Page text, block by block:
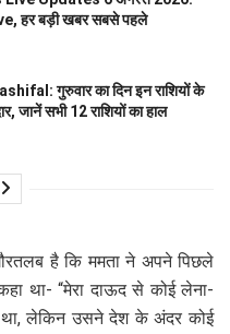
हर बड़ी खबर सबसे पहले
गुरुवार का दिन इन राशियों के
जानें सभी 12 राशियों का हाल
है कि ममता ने अपने पिछले
था- “मेरा दाऊद से कोई लेना-
लेकिन उसने देश के अंदर कोई